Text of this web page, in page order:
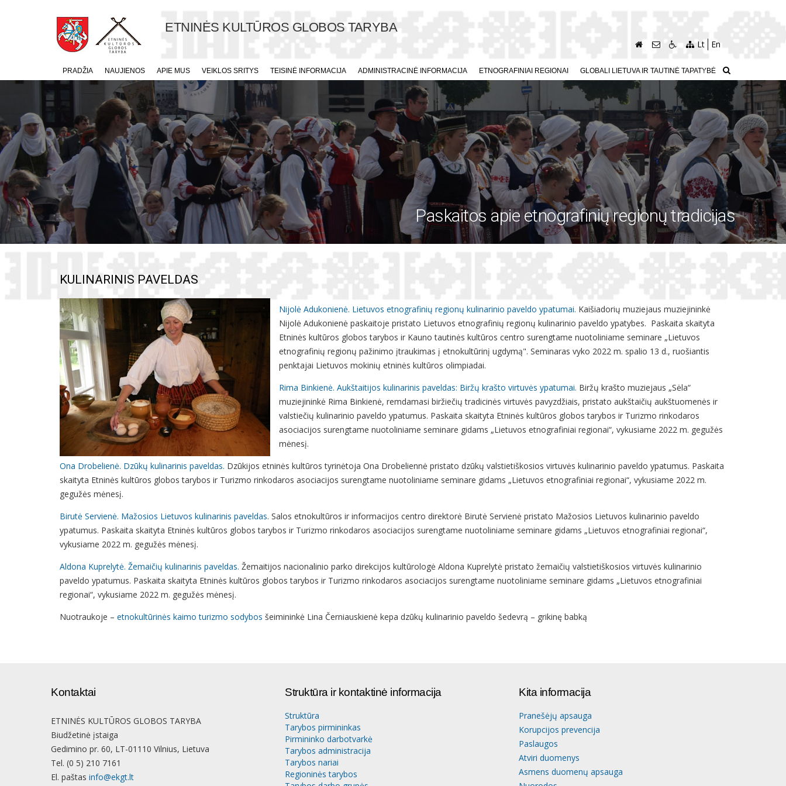
ETNINĖS KULTŪROS GLOBOS TARYBA
Lt En
PRADŽIA NAUJIENOS APIE MUS VEIKLOS SRITYS TEISINĖ INFORMACIJA ADMINISTRACINĖ INFORMACIJA ETNOGRAFINIAI REGIONAI GLOBALI LIETUVA IR TAUTINĖ TAPATYBĖ
Paskaitos apie etnografinių regionų tradicijas
KULINARINIS PAVELDAS
Nijolė Adukonienė. Lietuvos etnografinių regionų kulinarinio paveldo ypatumai. Kaišiadorių muziejaus muziejininkė
Nijolė Adukonienė paskaitoje pristato Lietuvos etnografinių regionų kulinarinio paveldo ypatybes. Paskaita skaityta
Etninės kultūros globos tarybos ir Kauno tautinės kultūros centro surengtame nuotoliniame seminare „Lietuvos
etnografinių regionų pažinimo įtraukimas į etnokultūrinį ugdymą". Seminaras vyko 2022 m. spalio 13 d., ruošiantis
penktajai Lietuvos mokinių etninės kultūros olimpiadai.
Rima Binkienė. Aukštaitijos kulinarinis paveldas: Biržų krašto virtuvės ypatumai. Biržų krašto muziejaus „Sėla“
muziejininkė Rima Binkienė, remdamasi biržiečių tradicinės virtuvės pavyzdžiais, pristato aukštaičių aukštuomenės ir
valstiečių kulinarinio paveldo ypatumus. Paskaita skaityta Etninės kultūros globos tarybos ir Turizmo rinkodaros
asociacijos surengtame nuotoliniame seminare gidams „Lietuvos etnografiniai regionai“, vykusiame 2022 m. gegužės
mėnesį.
Ona Drobelienė. Dzūkų kulinarinis paveldas. Dzūkijos etninės kultūros tyrinėtoja Ona Drobeliennė pristato dzūkų valstietiškosios virtuvės kulinarinio paveldo ypatumus. Paskaita
skaityta Etninės kultūros globos tarybos ir Turizmo rinkodaros asociacijos surengtame nuotoliniame seminare gidams „Lietuvos etnografiniai regionai“, vykusiame 2022 m.
gegužės mėnesį.
Birutė Servienė. Mažosios Lietuvos kulinarinis paveldas. Salos etnokultūros ir informacijos centro direktorė Birutė Servienė pristato Mažosios Lietuvos kulinarinio paveldo
ypatumus. Paskaita skaityta Etninės kultūros globos tarybos ir Turizmo rinkodaros asociacijos surengtame nuotoliniame seminare gidams „Lietuvos etnografiniai regionai“,
vykusiame 2022 m. gegužės mėnesį.
Aldona Kuprelytė. Žemaičių kulinarinis paveldas. Žemaitijos nacionalinio parko direkcijos kultūrologė Aldona Kuprelytė pristato žemaičių valstietiškosios virtuvės kulinarinio
paveldo ypatumus. Paskaita skaityta Etninės kultūros globos tarybos ir Turizmo rinkodaros asociacijos surengtame nuotoliniame seminare gidams „Lietuvos etnografiniai
regionai“, vykusiame 2022 m. gegužės mėnesį.
Nuotraukoje – etnokultūrinės kaimo turizmo sodybos šeimininkė Lina Černiauskienė kepa dzūkų kulinarinio paveldo šedevrą – grikinę babką
Kontaktai
ETNINĖS KULTŪROS GLOBOS TARYBA
Biudžetinė įstaiga
Gedimino pr. 60, LT-01110 Vilnius, Lietuva
Tel. (0 5) 210 7161
El. paštas info@ekgt.lt
Struktūra ir kontaktinė informacija
Struktūra
Tarybos pirmininkas
Pirmininko darbotvarkė
Tarybos administracija
Tarybos nariai
Regioninės tarybos
Kita informacija
Pranešėjų apsauga
Korupcijos prevencija
Paslaugos
Atviri duomenys
Asmens duomenų apsauga